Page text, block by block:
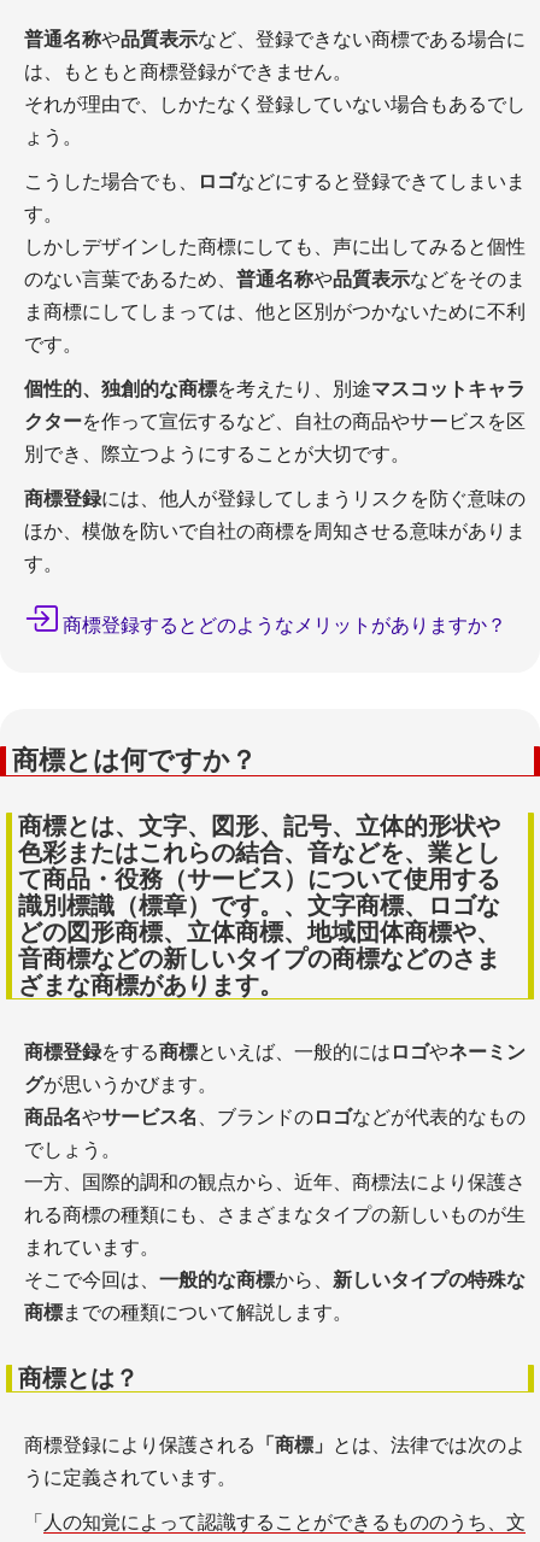
普通名称や品質表示など、登録できない商標である場合に
は、もともと商標登録ができません。
それが理由で、しかたなく登録していない場合もあるでし
ょう。
こうした場合でも、 ロゴなどにすると登録できてしまいま
す。
しかしデザインした商標にしても、声に出してみると個性
のない言葉であるため、 普通名称や品質表示などをそのま
ま商標にしてしまっては、他と区別がつかないために不利
です。
個性的、独創的な商標を考えたり、別途マスコットキャラ
クターを作って宣伝するなど、自社の商品やサービスを区
別でき、際立つようにすることが大切です。
商標登録には、他人が登録してしまうリスクを防ぐ意味の
ほか、模倣を防いで自社の商標を周知させる意味がありま
す。
商標登録するとどのようなメリットがありますか？
商標とは何ですか？
商標とは、文字、図形、記号、立体的形状や
色彩またはこれらの結合、音などを、業とし
て商品・役務（サービス）について使用する
識別標識（標章）です。、文字商標、ロゴな
どの図形商標、立体商標、地域団体商標や、
音商標などの新しいタイプの商標などのさま
ざまな商標があります。
商標登録をする商標といえば、一般的には ロゴやネーミン
グが思いうかびます。
商品名やサービス名 、ブランドのロゴなどが代表的なもの
でしょう。
一方、国際的調和の観点から、近年、商標法により保護さ
れる商標の種類にも、さまざまなタイプの新しいものが生
まれています。
そこで今回は、 一般的な商標から、 新しいタイプの特殊な
商標までの種類について解説します。
商標とは？
商標登録により保護される 「商標」
とは、法律では次のよ
うに定義されています。
「 人の知覚によって認識することができるもののうち、文